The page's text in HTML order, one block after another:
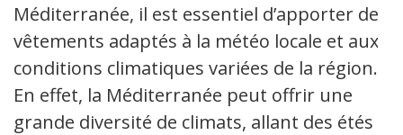
Méditerranée, il est essentiel d’apporter des
vêtements adaptés à la météo locale et aux
conditions climatiques variées de la région.
En effet, la Méditerranée peut offrir une
grande diversité de climats, allant des étés